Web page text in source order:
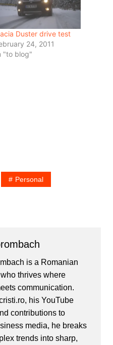
Duster drive test
24, 2011
"to blog"
Personal
is a Romanian
thrives where
communication.
his YouTube
contributions to
media, he breaks
trends into sharp,